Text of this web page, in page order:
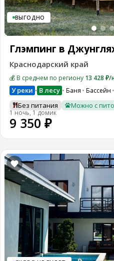
ВЫГОДНО
Глэмпинг в
Краснодарский край
💰 В среднем по региону 13 428 ₽/
У реки • В лесу Баня Бассейн
Без питания Можно с
1 ночь, 1 домик
9 350 ₽